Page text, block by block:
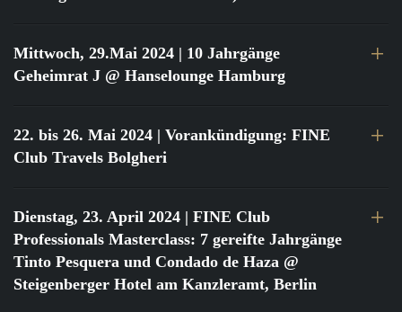
Mittwoch, 29.Mai 2024 | 10 Jahrgänge
Geheimrat J @ Hanselounge Hamburg
22. bis 26. Mai 2024 | Vorankündigung: FINE
Club Travels Bolgheri
Dienstag, 23. April 2024 | FINE Club
Professionals Masterclass: 7 gereifte Jahrgänge
Tinto Pesquera und Condado de Haza @
Steigenberger Hotel am Kanzleramt, Berlin